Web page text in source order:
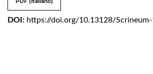
DOI: https://doi.org/10.13128/